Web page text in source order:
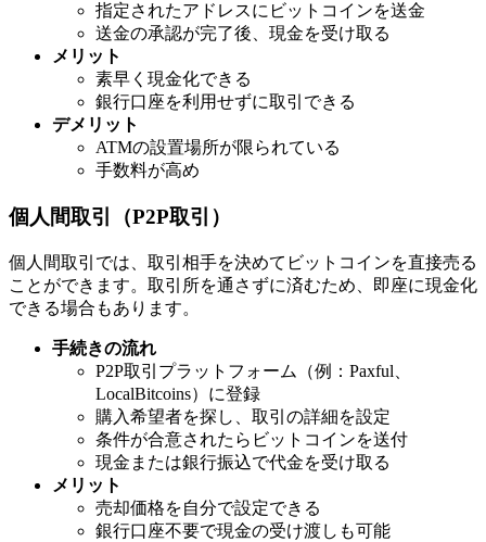
指定されたアドレスにビットコインを送金
送金の承認が完了後、現金を受け取る
メリット
素早く現金化できる
銀行口座を利用せずに取引できる
デメリット
ATMの設置場所が限られている
手数料が高め
個人間取引（P2P取引）
個人間取引では、取引相手を決めてビットコインを直接売る
ことができます。取引所を通さずに済むため、即座に現金化
できる場合もあります。
手続きの流れ
P2P取引プラットフォーム（例：Paxful、
LocalBitcoins）に登録
購入希望者を探し、取引の詳細を設定
条件が合意されたらビットコインを送付
現金または銀行振込で代金を受け取る
メリット
売却価格を自分で設定できる
銀行口座不要で現金の受け渡しも可能